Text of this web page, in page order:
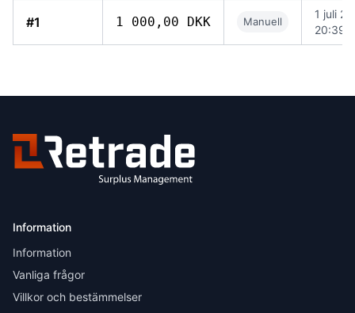
#1 1 000,00 DKK Manuell
1 juli
20:39
Information
Information
Vanliga frågor
Villkor och bestämmelser